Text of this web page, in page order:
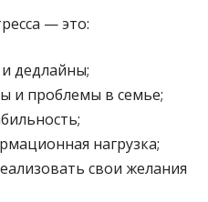
— это:
дедлайны;
и проблемы в семье;
нагрузка;
свои желания